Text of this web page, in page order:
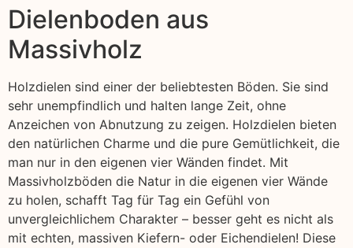
Dielenboden aus
Massivholz
Holzdielen sind einer der beliebtesten Böden. Sie sind
sehr unempfindlich und halten lange Zeit, ohne
Anzeichen von Abnutzung zu zeigen. Holzdielen bieten
den natürlichen Charme und die pure Gemütlichkeit, die
man nur in den eigenen vier Wänden findet. Mit
Massivholzböden die Natur in die eigenen vier Wände
zu holen, schafft Tag für Tag ein Gefühl von
unvergleichlichem Charakter – besser geht es nicht als
mit echten, massiven Kiefern- oder Eichendielen! Diese